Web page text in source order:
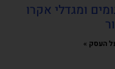
ומגדלי אקרו
העסק »